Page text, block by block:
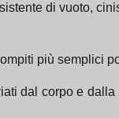
di vuoto,
più semplici
dal corpo e